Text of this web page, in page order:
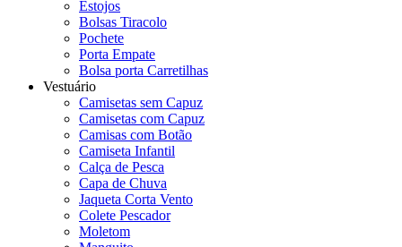
Estojos
Bolsas Tiracolo
Pochete
Porta Empate
Bolsa porta Carretilhas
Vestuário
Camisetas sem Capuz
Camisetas com Capuz
Camisas com Botão
Camiseta Infantil
Calça de Pesca
Capa de Chuva
Jaqueta Corta Vento
Colete Pescador
Moletom